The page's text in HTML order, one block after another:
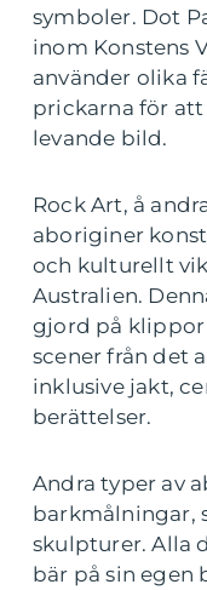
symboler. Dot
inom Konstens
använder olika
prickarna för att
levande bild.
Rock Art, å
aboriginer
och kulturellt
Australien.
gjord på
scener från det
inklusive jakt,
berättelser.
Andra typer av
barkmålningar,
skulpturer. Alla
bär på sin egen